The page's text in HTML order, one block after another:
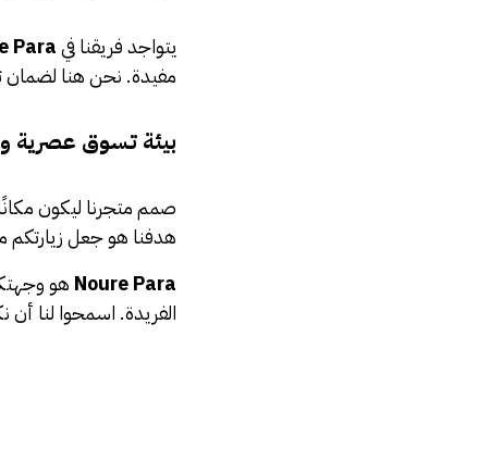
يتواجد فريقنا في
مفيدة. نحن هنا لضمان
بيئة تسوق عصرية
صمم متجرنا ليكون
هدفنا هو جعل زيارتكم
Noure Para هو
الفريدة. اسمحوا لنا أن